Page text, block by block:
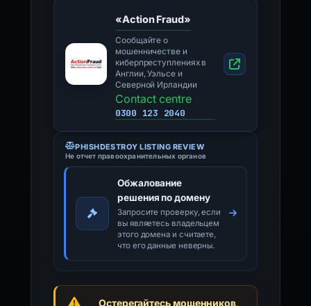
«Action Fraud»
Сообщайте о
мошенничестве и
киберпреступлениях в
Англии, Уэльсе и
Северной Ирландии
Contact centre
0300 123 2040
PHISHDESTROY LISTING REVIEW
Не отчет правоохранительных органов
Обжалование
решения по домену
Запросите проверку, если
вы являетесь владельцем
этого домена и считаете,
что его данные неверны.
Остерегайтесь мошенников,